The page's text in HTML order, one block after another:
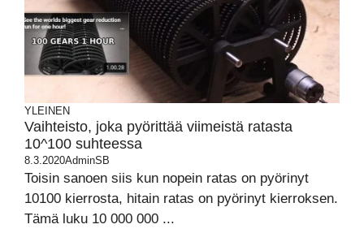
YLEINEN
Vaihteisto, joka pyörittää viimeistä ratasta
10^100 suhteessa
8.3.2020AdminSB
Toisin sanoen siis kun nopein ratas on pyörinyt
10100 kierrosta, hitain ratas on pyörinyt kierroksen.
Tämä luku 10 000 000 ...